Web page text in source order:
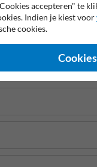
2 jaar
accepteren" te
Indien je kiest voor
cookies.